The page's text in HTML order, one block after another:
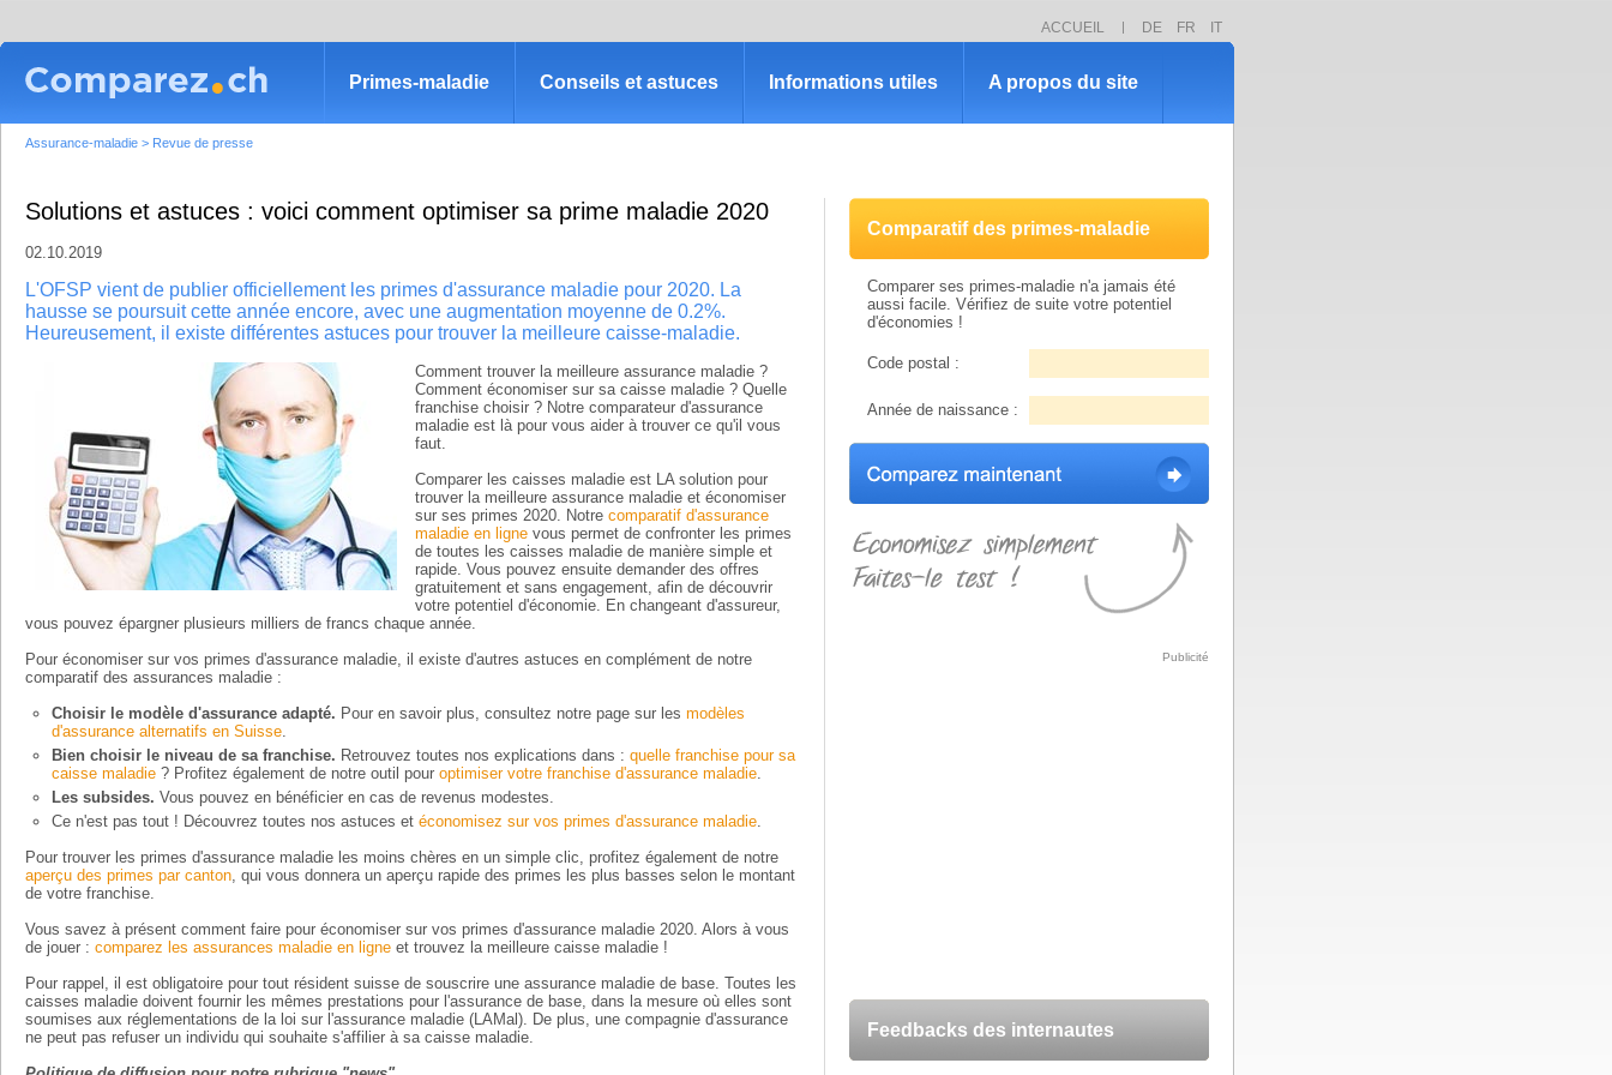
ACCUEIL DE FR IT
Primes-maladie Conseils et astuces Informations utiles A propos du site
Assurance-maladie > Revue de presse
Solutions et astuces : voici comment optimiser sa prime maladie 2020
02.10.2019
L'OFSP vient de publier officiellement les primes d'assurance maladie pour 2020. La
hausse se poursuit cette année encore, avec une augmentation moyenne de 0.2%.
Heureusement, il existe différentes astuces pour trouver la meilleure caisse-maladie.
Comment trouver la meilleure assurance maladie ?
Comment économiser sur sa caisse maladie ? Quelle
franchise choisir ? Notre comparateur d'assurance
maladie est là pour vous aider à trouver ce qu'il vous
faut.
Comparer les caisses maladie est LA solution pour
trouver la meilleure assurance maladie et économiser
sur ses primes 2020. Notre comparatif d'assurance
maladie en ligne vous permet de confronter les primes
de toutes les caisses maladie de manière simple et
rapide. Vous pouvez ensuite demander des offres
gratuitement et sans engagement, afin de découvrir
votre potentiel d'économie. En changeant d'assureur,
vous pouvez épargner plusieurs milliers de francs chaque année.
Pour économiser sur vos primes d'assurance maladie, il existe d'autres astuces en complément de notre
comparatif des assurances maladie :
Choisir le modèle d'assurance adapté. Pour en savoir plus, consultez notre page sur les modèles
d'assurance alternatifs en Suisse.
Bien choisir le niveau de sa franchise. Retrouvez toutes nos explications dans : quelle franchise pour sa
caisse maladie ? Profitez également de notre outil pour optimiser votre franchise d'assurance maladie.
Les subsides. Vous pouvez en bénéficier en cas de revenus modestes.
Ce n'est pas tout ! Découvrez toutes nos astuces et économisez sur vos primes d'assurance maladie.
Pour trouver les primes d'assurance maladie les moins chères en un simple clic, profitez également de notre
aperçu des primes par canton, qui vous donnera un aperçu rapide des primes les plus basses selon le montant
de votre franchise.
Vous savez à présent comment faire pour économiser sur vos primes d'assurance maladie 2020. Alors à vous
de jouer : comparez les assurances maladie en ligne et trouvez la meilleure caisse maladie !
Pour rappel, il est obligatoire pour tout résident suisse de souscrire une assurance maladie de base. Toutes les
caisses maladie doivent fournir les mêmes prestations pour l'assurance de base, dans la mesure où elles sont
soumises aux réglementations de la loi sur l'assurance maladie (LAMal). De plus, une compagnie d'assurance
ne peut pas refuser un individu qui souhaite s'affilier à sa caisse maladie.
Comparatif des primes-maladie
Comparer ses primes-maladie n'a jamais été
aussi facile. Vérifiez de suite votre potentiel
d'économies !
Code postal :
Année de naissance :
Publicité
Feedbacks des internautes